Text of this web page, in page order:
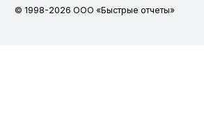
© 1998-2026 ООО «Быстрые отчеты»